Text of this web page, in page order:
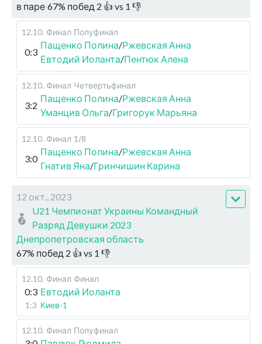
в паре 67% побед 2 👍 vs 1 👎
12.10. Финал Полуфинал
0:3
Пащенко Полина/Ржевская Анна
Евтодий Иоланта/Пентюк Алена
12.10. Финал Четвертьфинал
3:2
Пащенко Полина/Ржевская Анна
Уманцив Ольга/Григорук Марьяна
12.10. Финал 1/8
3:0
Пащенко Полина/Ржевская Анна
Гнатив Яна/Гринчишин Карина
12 окт., 2023
U21 Чемпионат Украины Командный
Разряд Девушки 2023
Днепропетровская область
67% побед 2 👍 vs 1 👎
12.10. Финал Финал
0:3 Евтодий Иоланта
1:3 Киев-1
12.10. Финал Полуфинал